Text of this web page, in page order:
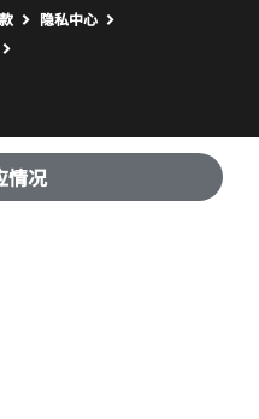
情况
隐私中心
窗口